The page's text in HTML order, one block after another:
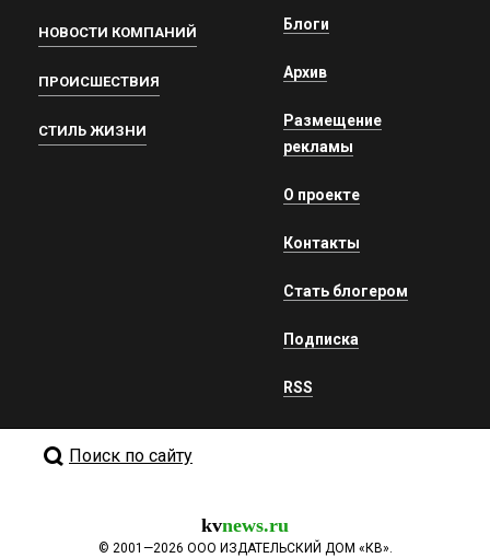
НОВОСТИ КОМПАНИЙ
ПРОИСШЕСТВИЯ
СТИЛЬ ЖИЗНИ
Блоги
Архив
Размещение
рекламы
О проекте
Контакты
Стать блогером
Подписка
RSS
Поиск по сайту
kvnews.ru
© 2001—2026 ООО ИЗДАТЕЛЬСКИЙ ДОМ «КВ».